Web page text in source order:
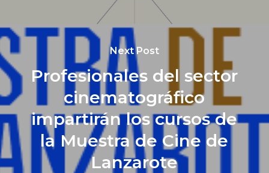
Next Post
Profesionales del sector
cinematográfico
impartirán los cursos de
la Muestra de Cine de
Lanzarote